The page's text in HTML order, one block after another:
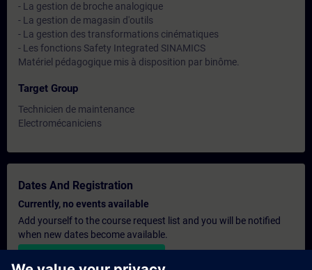
- La gestion de broche analogique
- La gestion de magasin d'outils
- La gestion des transformations cinématiques
- Les fonctions Safety Integrated SINAMICS
Matériel pédagogique mis à disposition par binôme.
Target Group
Technicien de maintenance
Electromécaniciens
Dates And Registration
Currently, no events available
Add yourself to the course request list and you will be notified
when new dates become available.